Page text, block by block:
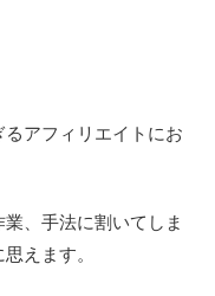
アフィリエイトにお
、手法に割いてしま
えます。